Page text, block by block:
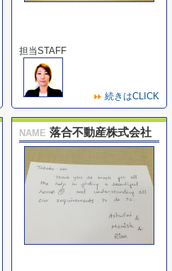
担当STAFF
続きはCLICK
NAME 落合不動産株式会社